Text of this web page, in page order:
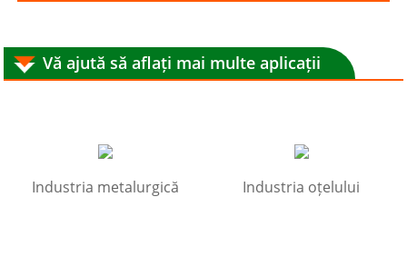
Vă ajută să aflați mai multe aplicații
Industria metalurgică Industria oțelului